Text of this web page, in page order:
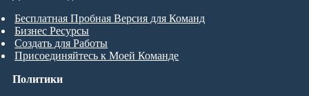
Бесплатная Пробная Версия для Команд
Бизнес Ресурсы
Создать для Работы
Присоединяйтесь к Моей Команде
Политики